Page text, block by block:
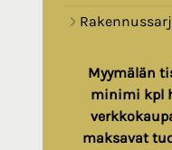
Myymälän
minimi kpl
maksavat